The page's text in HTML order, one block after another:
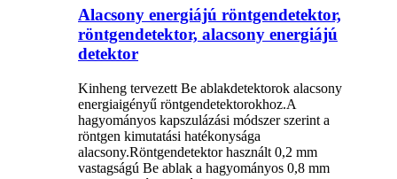
Alacsony energiájú röntgendetektor,
röntgendetektor, alacsony energiájú
detektor
Kinheng tervezett Be ablakdetektorok alacsony
energiaigényű röntgendetektorokhoz.A
hagyományos kapszulázási módszer szerint a
röntgen kimutatási hatékonysága
alacsony.Röntgendetektor használt 0,2 mm
vastagságú Be ablak a hagyományos 0,8 mm